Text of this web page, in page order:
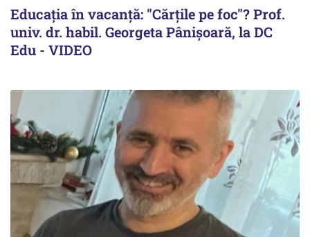
Educația în vacanță: "Cărțile pe foc"? Prof.
univ. dr. habil. Georgeta Pânișoară, la DC
Edu - VIDEO